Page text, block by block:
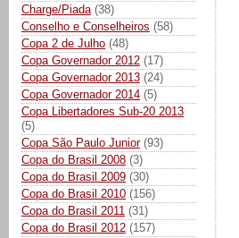
Charge/Piada (38)
Conselho e Conselheiros (58)
Copa 2 de Julho (48)
Copa Governador 2012 (17)
Copa Governador 2013 (24)
Copa Governador 2014 (5)
Copa Libertadores Sub-20 2013
(5)
Copa São Paulo Junior (93)
Copa do Brasil 2008 (3)
Copa do Brasil 2009 (30)
Copa do Brasil 2010 (156)
Copa do Brasil 2011 (31)
Copa do Brasil 2012 (157)